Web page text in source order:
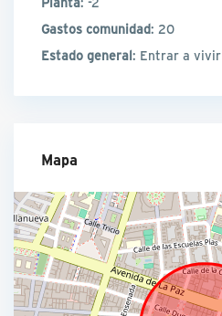
Gastos comunidad: 20
Estado general: Entrar a vivir
Mapa